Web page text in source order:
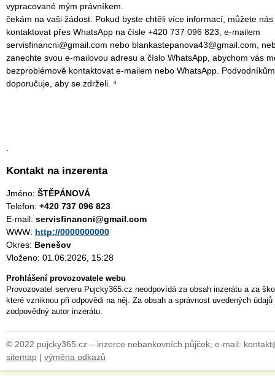
vypracované mým právníkem.
čekám na vaši žádost. Pokud byste chtěli více informací, můžete nás
kontaktovat přes WhatsApp na čísle +420 737 096 823, e-mailem
servisfinancni@gmail.com nebo blankastepanova43@gmail.com,
zanechte svou e-mailovou adresu a číslo WhatsApp, abychom vás
bezproblémově kontaktovat e-mailem nebo WhatsApp.
doporučuje, aby se zdrželi. ⁴
Kontakt na inzerenta
Jméno: ŠTĚPÁNOVÁ
Telefon: +420 737 096 823
E-mail: servisfinancni@gmail.com
WWW: http://0000000000
Okres: Benešov
Vloženo: 01.06.2026, 15:28
Prohlášení provozovatele webu
Provozovatel serveru Pujcky365.cz neodpovídá za obsah inzerátu a za
které vzniknou při odpovědi na něj. Za obsah a správnost uvedených
zodpovědný autor inzerátu.
© 2022 pujcky365.cz – inzerce nebankovních půjček; e-mail:
sitemap | výměna odkazů